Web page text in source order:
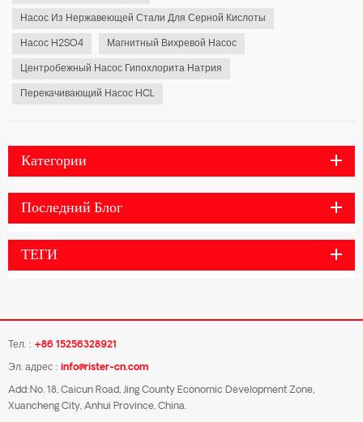
Насос Из Нержавеющей Стали Для Серной Кислоты
Насос H2SO4 Магнитный Вихревой Насос
Центробежный Насос Гипохлорита Натрия
Перекачивающий Насос HCL
Категории
Последний Блог
ТЕГИ
Тел. : +86 15256328921
Эл. адрес : info@rister-cn.com
Add:No. 18, Caicun Road, Jing County Economic Development Zone,
Xuancheng City, Anhui Province, China.